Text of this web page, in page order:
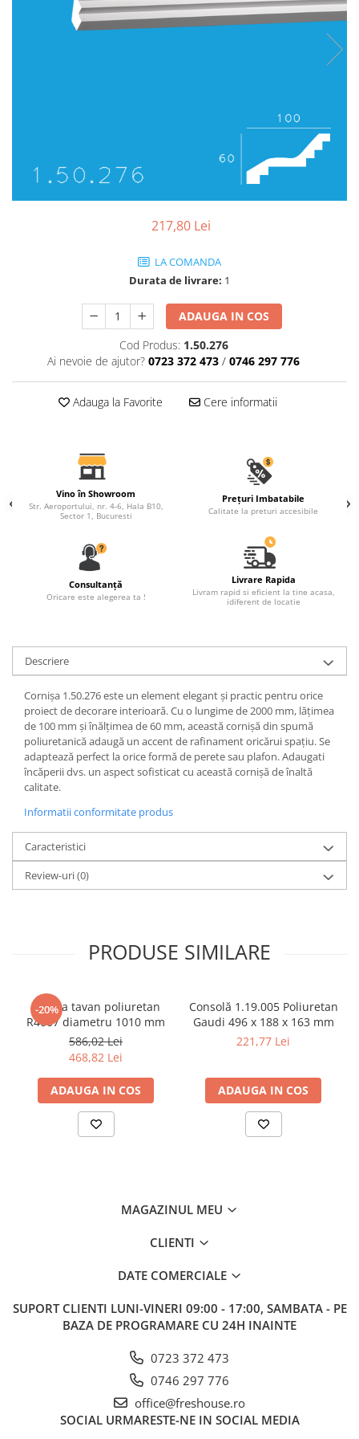
Baze coloane
Baze semicoloane
Inele semicoloane
Trunchiuri semicoloane
Rozete de interior
Panouri decorative
Cadru de arc
Fronton
Șeminee decorative
Console de interior
Cadre de ușă
Ornamente de colț
217,80 Lei
LA COMANDA
Durata de livrare: 1
ADAUGA IN COS
Cod Produs: 1.50.276
Ai nevoie de ajutor? 0723 372 473 / 0746 297 776
Adauga la Favorite Cere informatii
Vino în Showroom
Str. Aeroportului, nr. 4-6, Hala B10,
Sector 1, Bucuresti
Prețuri Imbatabile
Calitate la preturi accesibile
Consultanță
Oricare este alegerea ta !
Livrare Rapida
Livram rapid si eficient la tine acasa,
idiferent de locatie
Descriere
Cornișa 1.50.276 este un element elegant și practic pentru orice
proiect de decorare interioară. Cu o lungime de 2000 mm, lățimea
de 100 mm și înălțimea de 60 mm, această cornișă din spumă
poliuretanică adaugă un accent de rafinament oricărui spațiu. Se
adaptează perfect la orice formă de perete sau plafon. Adaugati
încăperii dvs. un aspect sofisticat cu această cornișă de înaltă
calitate.
Informatii conformitate produs
Caracteristici
Review-uri(0)
PRODUSE SIMILARE
-20%
Rozeta tavan poliuretan
R4007 diametru 1010 mm
586,02 Lei
468,82 Lei
ADAUGA IN COS
Consolă 1.19.005 Poliuretan
Gaudi 496 x 188 x 163 mm
221,77 Lei
ADAUGA IN COS
MAGAZINUL MEU
CLIENTI
DATE COMERCIALE
SUPORT CLIENTI LUNI-VINERI 09:00 - 17:00, SAMBATA - PE
BAZA DE PROGRAMARE CU 24H INAINTE
0723 372 473
0746 297 776
office@freshouse.ro
SOCIAL URMARESTE-NE IN SOCIAL MEDIA